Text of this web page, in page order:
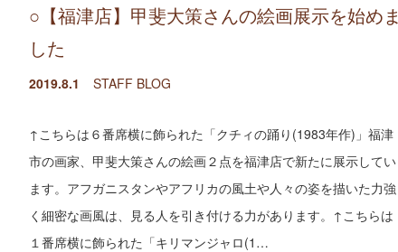
○【福津店】甲斐大策さんの絵画展示を始めま
した
2019.8.1 STAFF BLOG
↑こちらは６番席横に飾られた「クチィの踊り(1983年作)」福津
市の画家、甲斐大策さんの絵画２点を福津店で新たに展示してい
ます。アフガニスタンやアフリカの風土や人々の姿を描いた力強
く細密な画風は、見る人を引き付ける力があります。↑こちらは
１番席横に飾られた「キリマンジャロ(1…